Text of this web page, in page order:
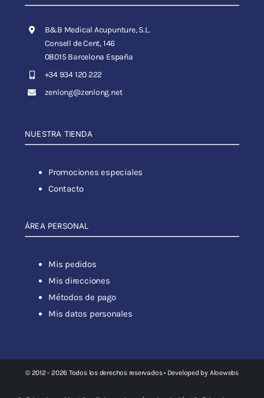
B&B Medical Acupunture, S.L.
Consell de Cent, 146
08015 Barcelona España
+34 934 120 222
zenlong@zenlong.net
NUESTRA TIENDA
Promociones especiales
Contacto
ÁREA PERSONAL
Mis pedidos
Mis direcciones
Métodos de pago
Mis datos personales
© 2012 - 2026 Todos los derechos reservados • Developed by Aloewebs